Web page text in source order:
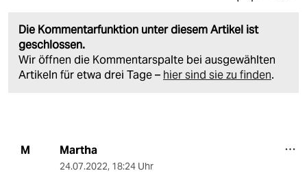
Die Kommentarfunktion unter diesem Artikel ist
geschlossen.
Wir öffnen die Kommentarspalte bei ausgewählten
Artikeln für etwa drei Tage – hier sind sie zu finden.
M Martha
24.07.2022, 18:24 Uhr